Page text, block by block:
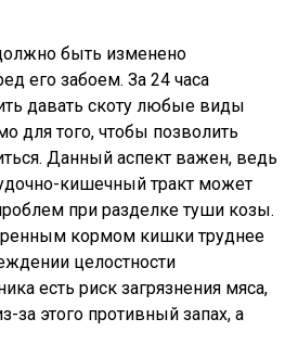
быть изменено
его забоем. За 24 часа
давать скоту любые виды
для того, чтобы позволить
Данный аспект важен, ведь
кишечный тракт может
при разделке туши козы.
кормом кишки труднее
целостности
есть риск загрязнения мяса,
за этого противный запах, а